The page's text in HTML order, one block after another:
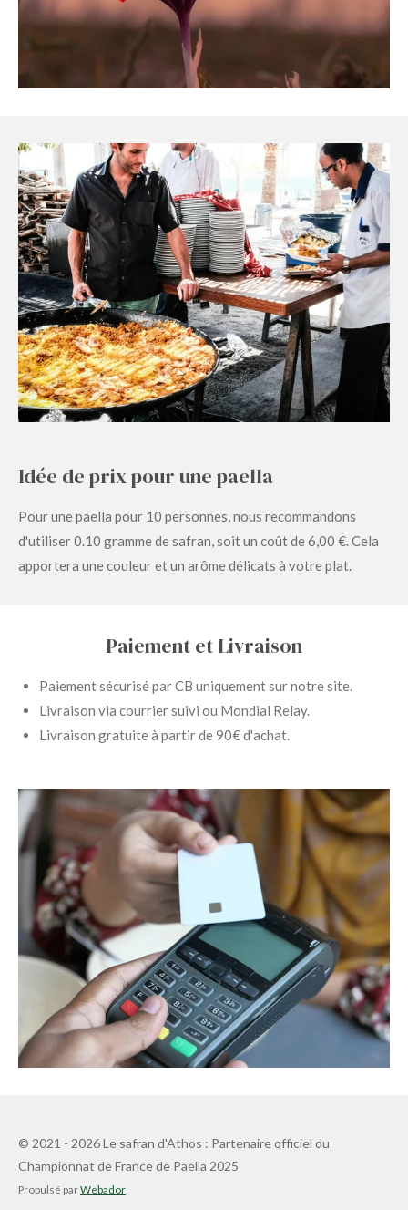
Idée de prix pour une paella
Pour une paella pour 10 personnes, nous recommandons
d'utiliser 0.10 gramme de safran, soit un coût de 6,00 €. Cela
apportera une couleur et un arôme délicats à votre plat.
Paiement et Livraison
Paiement sécurisé par CB uniquement sur notre site.
Livraison via courrier suivi ou Mondial Relay.
Livraison gratuite à partir de 90€ d'achat.
© 2021 - 2026 Le safran d'Athos : Partenaire officiel du
Championnat de France de Paella 2025
Propulsé parWebador